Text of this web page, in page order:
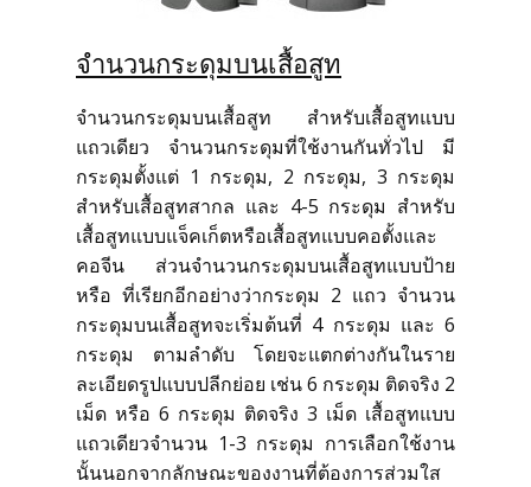
บริการให้เช่าชุดสูท
บริการแก้ไขชุดสูท
บริการซักแห้งและดูแลชุดสูท
ลูกค้าที่ใช้บริการกับเรา
รีวิวจากลูกค้า
จำนวนกระดุมบนเสื้อสูท
จำนวนกระดุมบนเสื้อสูท สำหรับเสื้อสูทแบบ
แถวเดียว จำนวนกระดุมที่ใช้งานกันทั่วไป มี
กระดุมตั้งแต่ 1 กระดุม, 2 กระดุม, 3 กระดุม
สำหรับเสื้อสูทสากล และ 4-5 กระดุม สำหรับ
เสื้อสูทแบบแจ็คเก็ตหรือเสื้อสูทแบบคอตั้งและ
คอจีน ส่วนจำนวนกระดุมบนเสื้อสูทแบบป้าย
หรือ ที่เรียกอีกอย่างว่ากระดุม 2 แถว จำนวน
กระดุมบนเสื้อสูทจะเริ่มต้นที่ 4 กระดุม และ 6
กระดุม ตามลำดับ โดยจะแตกต่างกันในราย
ละเอียดรูปแบบปลีกย่อย เช่น 6 กระดุม ติดจริง 2
เม็ด หรือ 6 กระดุม ติดจริง 3 เม็ด เสื้อสูทแบบ
แถวเดียวจำนวน 1-3 กระดุม การเลือกใช้งาน
นั้นนอกจากลักษณะของงานที่ต้องการส่วมใส